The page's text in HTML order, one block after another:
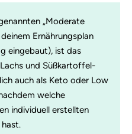
„Moderate
Ernährungsplan
eingebaut), ist das
und Süßkartoffel-
auch als Keto oder Low
welche
individuell erstellten